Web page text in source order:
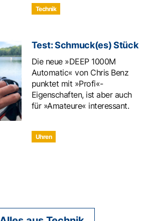
Technik
Test: Schmuck(es) Stück
Die neue »DEEP 1000M
Automatic« von Chris Benz
punktet mit »Profi«-
Eigenschaften, ist aber auch
für »Amateure« interessant.
Uhren